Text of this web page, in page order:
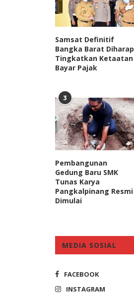
Samsat Definitif
Bangka Barat Diharap
Tingkatkan Ketaatan
Bayar Pajak
3
Pembangunan
Gedung Baru SMK
Tunas Karya
Pangkalpinang Resmi
Dimulai
MEDIA SOSIAL
FACEBOOK
INSTAGRAM